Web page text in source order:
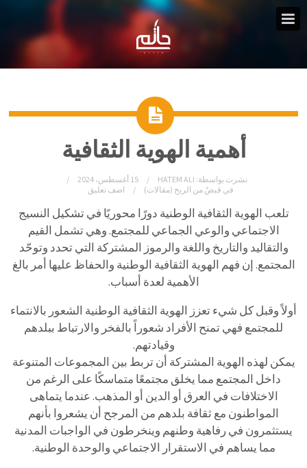
أهمية الهوية الثقافية
نشرت بواسطة: HATEM ALI
15 أغسطس، 2024
في قبضٌ من الريح (مقالات) اضف تعليق
تلعب الهوية الثقافية الوطنية دورًا محوريًا في تشكيل النسيج
الاجتماعي والوعي الجماعي للمجتمع. وهي تشمل القيم
والتقاليد والتاريخ واللغة والرموز المشتركة التي تحدد وتوحّد
المجتمع. إن فهم الهوية الثقافية الوطنية والحفاظ عليها أمر بالغ
الأهمية لعدة أسباب.
أولاً وقبل كل شيء تعزز الهوية الثقافية الوطنية الشعور بالانتماء
للمجتمع فهي تمنح الأفراد شعوراً بالفخر والارتباط ببلدهم
وقيادتهم.
يمكن لهذه الهوية المشتركة أن تربط بين المجموعات المتنوعة
داخل المجتمع مما يخلق مجتمعًا متماسكًا على الرغم من
الاختلافات في العرق أو الدين أو المذهب. عندما يتماهى
المواطنون مع ثقافة بلدهم من المرجح أن يشعروا بأنهم
يستثمرون في رفاهية وطنهم وينخرطون في الواجبات المدنية
مما يساهم في الاستقرار الاجتماعي والوحدة الوطنية.